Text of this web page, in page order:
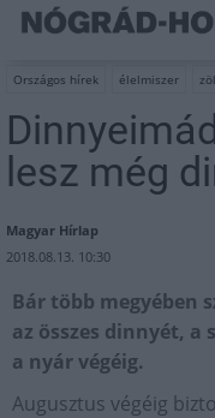
Országos hírek élelmiszer
lesz még
Magyar Hírlap
2018.08.13. 10:30
Bár több megyében
az összes dinnyét,
a nyár végéig.
Augusztus végéig